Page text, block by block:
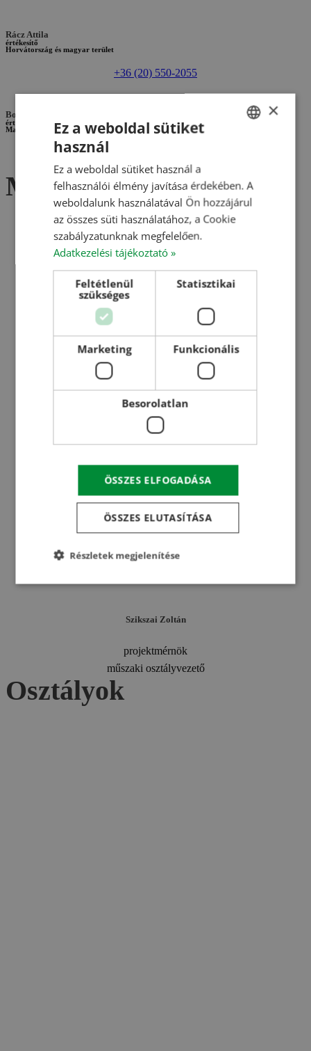
Rácz Attila
értékesítő
Horvátország és magyar terület
+36 (20) 550-2055
Borics Miklós
értékesítő
Magyarország
Menedzsment
Huszárik János
ajánlati főmérnök
ajánlati osztályvezető
kivitelezési osztályvezető
Szappanos József
főtervező
tervezési osztályvezető
Szikszai Zoltán
projektmérnök
műszaki osztályvezető
Osztályok
ROMANIAN
CROATIAN
×
Ez a weboldal sütiket
használ
Ez a weboldal sütiket használ a
felhasználói élmény javítása érdekében. A
weboldalunk használatával Ön hozzájárul
az összes süti használatához, a Cookie
szabályzatunknak megfelelően.
Adatkezelési tájékoztató »
Feltétlenül
szükséges
Statisztikai
Marketing Funkcionális
Besorolatlan
ÖSSZES ELFOGADÁSA
ÖSSZES ELUTASÍTÁSA
Részletek megjelenítése